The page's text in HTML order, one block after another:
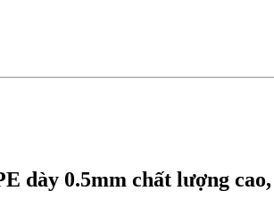
dày 0.5mm chất lượng